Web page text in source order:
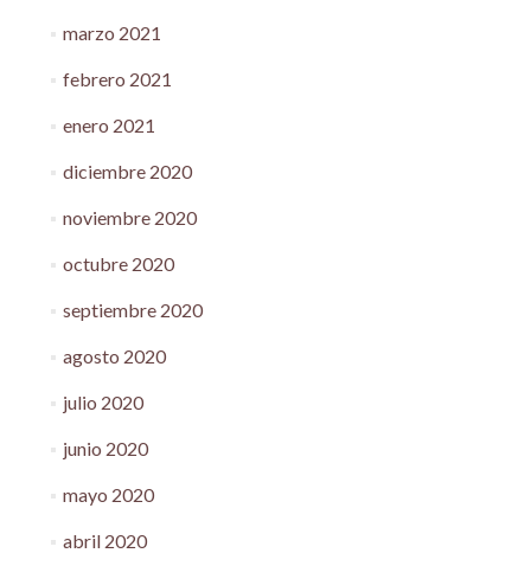
marzo 2021
febrero 2021
enero 2021
diciembre 2020
noviembre 2020
octubre 2020
septiembre 2020
agosto 2020
julio 2020
junio 2020
mayo 2020
abril 2020